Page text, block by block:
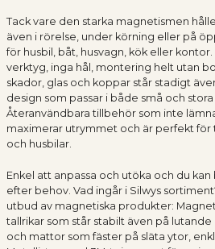
Tack vare den starka magnetismen
även i rörelse, under körning eller på
för husbil, båt, husvagn, kök eller
verktyg, inga hål, montering helt utan
skador, glas och koppar står stadigt
design som passar i både små och
Återanvändbara tillbehör som inte
maximerar utrymmet och är perfekt för
och husbilar.
Enkel att anpassa och utöka och du
efter behov. Vad ingår i Silwys
utbud av magnetiska produkter:
tallrikar som står stabilt även på
och mattor som fäster på släta ytor,